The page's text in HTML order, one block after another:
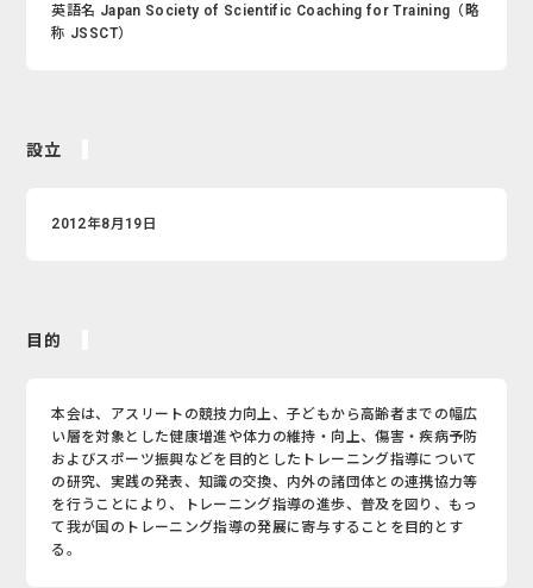
英語名 Japan Society of Scientific Coaching for Training（略
称 JSSCT）
設立
2012年8月19日
目的
本会は、アスリートの競技力向上、子どもから高齢者までの幅広
い層を対象とした健康増進や体力の維持・向上、傷害・疾病予防
およびスポーツ振興などを目的としたトレーニング指導について
の研究、実践の発表、知識の交換、内外の諸団体との連携協力等
を行うことにより、トレーニング指導の進歩、普及を図り、もっ
て我が国のトレーニング指導の発展に寄与することを目的とす
る。